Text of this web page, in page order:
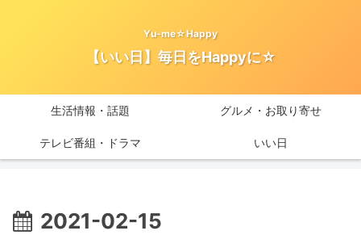
Yu-me☆Happy
【いい日】毎日をHappyに☆
生活情報・話題 グルメ・お取り寄せ
テレビ番組・ドラマ いい日
2021-02-15